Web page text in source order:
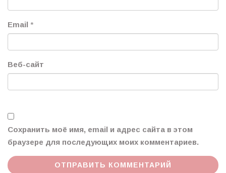
Email *
Веб-сайт
Сохранить моё имя, email и адрес сайта в этом
браузере для последующих моих комментариев.